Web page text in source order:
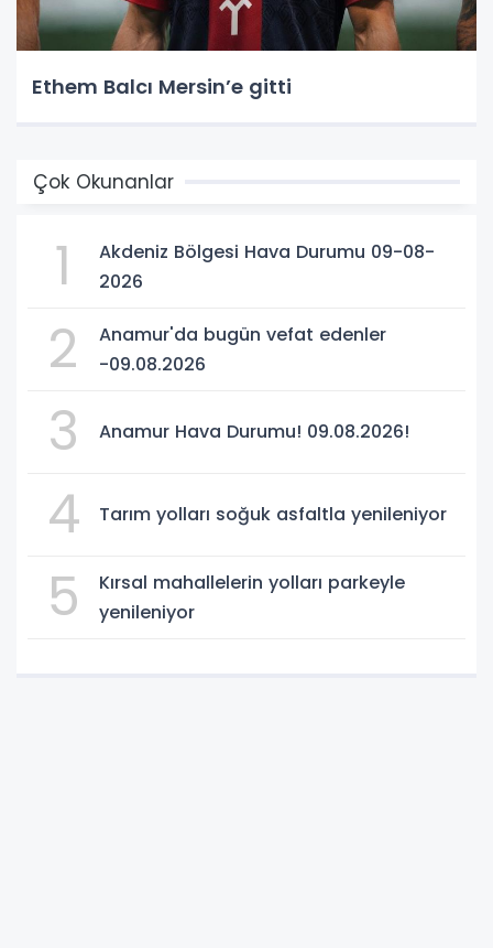
Ethem Balcı Mersin’e gitti
Çok Okunanlar
1
Akdeniz Bölgesi Hava Durumu 09-08-
2026
2
Anamur'da bugün vefat edenler
-09.08.2026
3 Anamur Hava Durumu! 09.08.2026!
4 Tarım yolları soğuk asfaltla yenileniyor
5
Kırsal mahallelerin yolları parkeyle
yenileniyor